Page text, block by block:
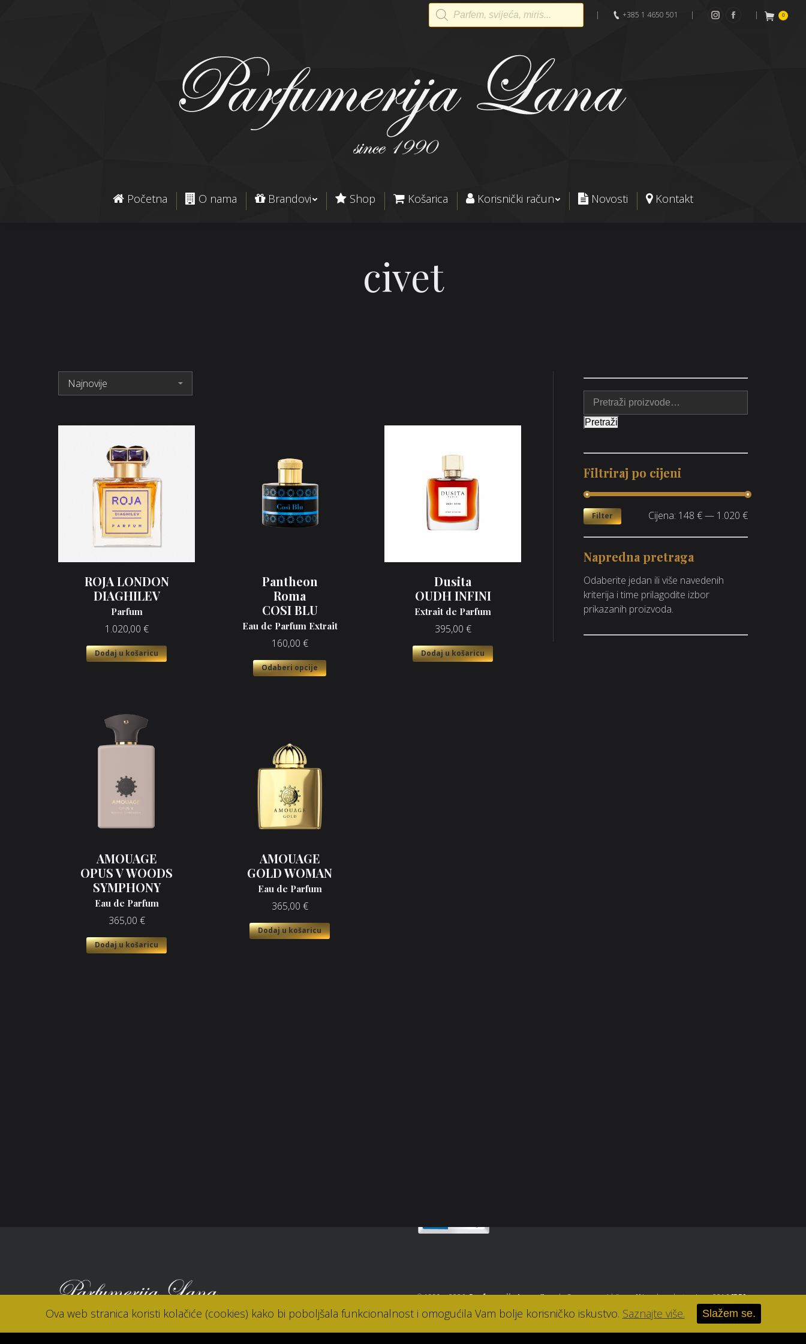
Products
search
| +385 1 4650 501 |
Instagram
Facebook
| 0
Početna O nama Brandovi Shop Košarica Korisnički račun Novosti Kontakt
civet
ROJA LONDON
DIAGHILEV
Parfum
1.020,00 €
Dodaj u košaricu
Pantheon
Roma
COSI BLU
Eau de Parfum Extrait
160,00 €
Odaberi opcije
Dusita
OUDH INFINI
Extrait de Parfum
395,00 €
Dodaj u košaricu
AMOUAGE
OPUS V WOODS
SYMPHONY
Eau de Parfum
365,00 €
Dodaj u košaricu
AMOUAGE
GOLD WOMAN
Eau de Parfum
365,00 €
Dodaj u košaricu
Pretraži
Filtriraj po cijeni
Filter Cijena: 148 €— 1.020 €
Napredna pretraga
Odaberite jedan ili više navedenih
kriterija i time prilagodite izbor
prikazanih proizvoda.
© 1990. - 2026.Parfumerija Lana, Zagreb. Sva prava pridržana.//Izrada web stranice u 2016[RB].
Ova web stranica koristi kolačiće (cookies) kako bi poboljšala funkcionalnost i omogućila Vam bolje korisničko iskustvo. Saznajte više. Slažem se.